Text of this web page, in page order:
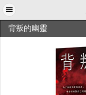
背叛的幽靈